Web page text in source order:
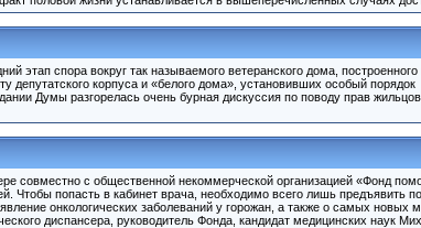
этап спора вокруг так называемого ветеранского дома,
депутатского корпуса и «белого дома», установивших особый порядок
Думы разгорелась очень бурная дискуссия по поводу прав
совместно с общественной некоммерческой организацией «Фонд
Чтобы попасть в кабинет врача, необходимо всего лишь предъявить
онкологических заболеваний у горожан, а также о самых новых
диспансера, руководитель Фонда, кандидат медицинских наук